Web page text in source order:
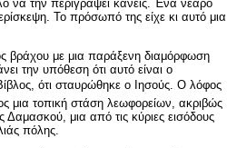
να την περιγράψει κανείς. Ένα νεαρό
Το πρόσωπό της είχε κι αυτό μια
βράχου με μια παράξενη διαμόρφωση
την υπόθεση ότι αυτό είναι ο
ότι σταυρώθηκε ο Ιησούς. Ο λόφος
μια τοπική στάση λεωφορείων, ακριβώς
μια από τις κύριες εισόδους
πόλης.